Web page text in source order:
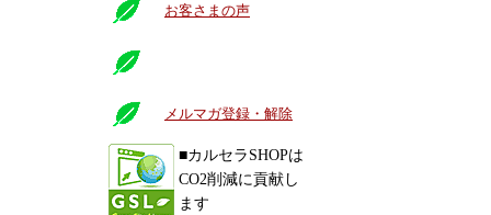
お客さまの声
メルマガ登録・解除
■カルセラSHOPは
CO2削減に貢献し
ます